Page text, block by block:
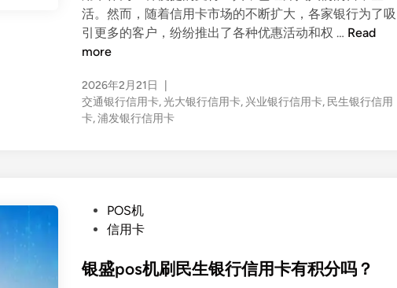
活。然而，随着信用卡市场的不断扩大，各家银行为了吸
引更多的客户，纷纷推出了各种优惠活动和权 … 交
发
光
大
Read
more
2026年2月21日
交通银行信用卡,光大银行信用卡, 兴业银行信用卡, 民生银行信用
卡,浦发银行信用卡
t
POS机
信用卡
银盛pos机刷民生银行信用卡有积分吗？